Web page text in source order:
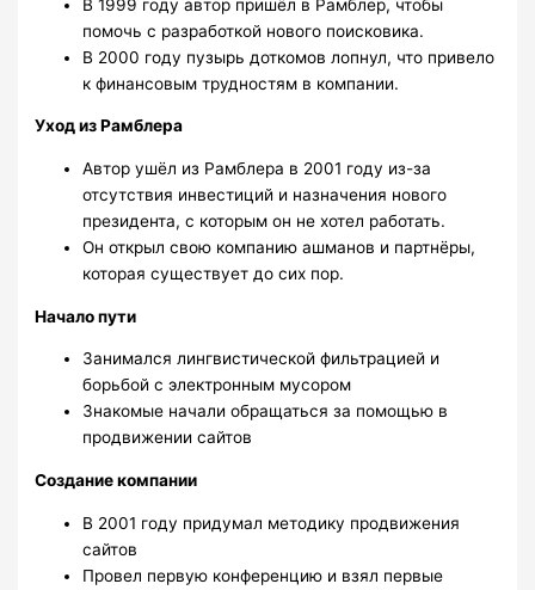
В 1999 году автор пришёл в Рамблер, чтобы
помочь с разработкой нового поисковика.
В 2000 году пузырь доткомов лопнул, что привело
к финансовым трудностям в компании.
Уход из Рамблера
Автор ушёл из Рамблера в 2001 году из-за
отсутствия инвестиций и назначения нового
президента, с которым он не хотел работать.
Он открыл свою компанию ашманов и партнёры,
которая существует до сих пор.
Начало пути
Занимался лингвистической фильтрацией и
борьбой с электронным мусором
Знакомые начали обращаться за помощью в
продвижении сайтов
Создание компании
В 2001 году придумал методику продвижения
сайтов
Провел первую конференцию и взял первые